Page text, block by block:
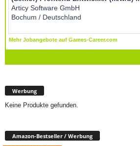
Werbung
Keine Produkte gefunden.
Amazon-Bestseller / Werbung